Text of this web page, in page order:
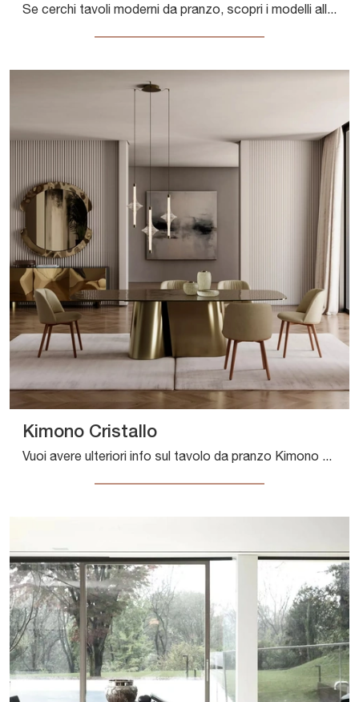
Se cerchi tavoli moderni da pranzo, scopri i modelli allungabili di Connubia: clicca e scopri il modello Gemini in vetro.
Kimono Cristallo
Vuoi avere ulteriori info sul tavolo da pranzo Kimono Cristallo di Bontempi? Clicca e scopri di più sui modelli fissi dell'azienda.